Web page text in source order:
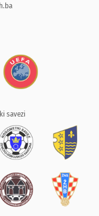
savezi